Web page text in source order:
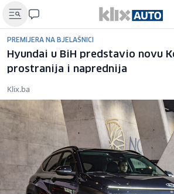
PREMIJERA NA BJELAŠNICI
Hyundai u BiH predstavio novu
prostranija i naprednija
Klix.ba